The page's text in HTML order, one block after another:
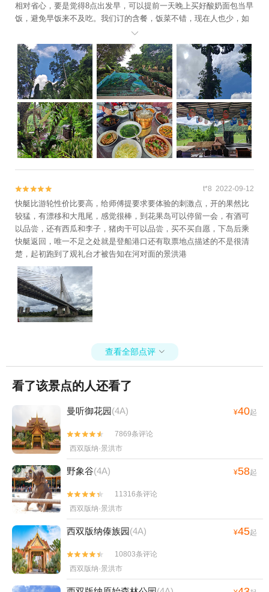
相对省心，要是觉得8点出发早，可以提前一天晚上买好酸奶面包当早
饭，避免早饭来不及吃。我们订的含餐，饭菜不错，现在人也少，如
果人多也做到这样，感觉就很优秀了，14个人配了小李小杨两个导游
+一个景区内导，保证前后大家都能听到解说，小杨小李不时在我们后
面补充疑问，很不错。我们回到景洪不咋堵车，六点出头，回来洗个
澡还能过西双版纳大桥去江南兜一圈


 t*8 2022-09-12
快艇比游轮性价比要高，给师傅提要求要体验的刺激点，开的果然比
较猛，有漂移和大甩尾，感觉很棒，到花果岛可以停留一会，有酒可
以品尝，还有西瓜和李子，猪肉干可以品尝，买不买自愿，下岛后乘
快艇返回，唯一不足之处就是登船港口还有取票地点描述的不是很清
楚，起初跑到了观礼台才被告知在河对面的景洪港
查看全部点评 
看了该景点的人还看了
曼听御花园(4A) ¥40起


7869条评论
西双版纳·景洪市
野象谷(4A) ¥58起


11316条评论
西双版纳·景洪市
西双版纳傣族园(4A) ¥45起


10803条评论
西双版纳·景洪市